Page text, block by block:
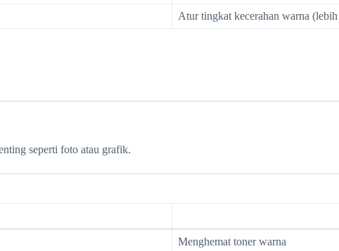
Atur tingkat kecerahan warna
seperti foto atau grafik.
Menghemat toner warna